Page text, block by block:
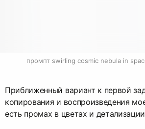
промпт swirling cosmic nebula in
Приближенный вариант к первой
копирования и воспроизведения
есть промах в цветах и